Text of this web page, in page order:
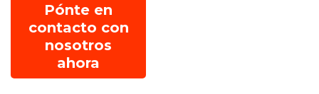
Pónte en
contacto con
nosotros
ahora